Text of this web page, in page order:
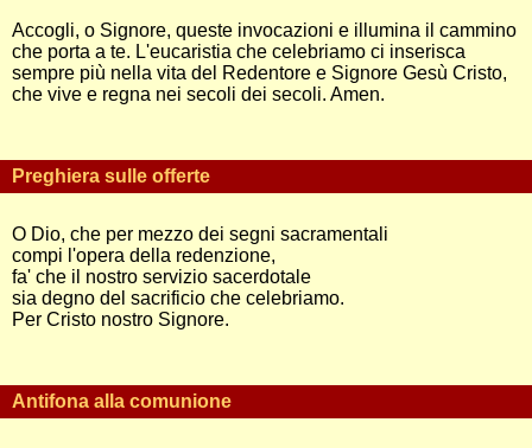
Accogli, o Signore, queste invocazioni e illumina il cammino
che porta a te. L'eucaristia che celebriamo ci inserisca
sempre più nella vita del Redentore e Signore Gesù Cristo,
che vive e regna nei secoli dei secoli. Amen.
Preghiera sulle offerte
O Dio, che per mezzo dei segni sacramentali
compi l'opera della redenzione,
fa' che il nostro servizio sacerdotale
sia degno del sacrificio che celebriamo.
Per Cristo nostro Signore.
Antifona alla comunione